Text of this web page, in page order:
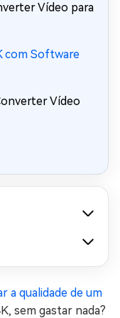
Vídeo para
com Software
Vídeo
a qualidade de um
sem gastar nada?